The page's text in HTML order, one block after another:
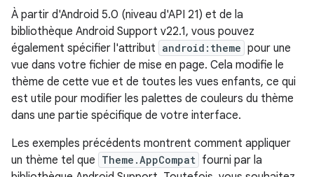
À partir d'Android 5.0 (niveau d'API 21) et de la
bibliothèque Android Support v22.1, vous pouvez
également spécifier l'attribut android:theme pour une
vue dans votre fichier de mise en page. Cela modifie le
thème de cette vue et de toutes les vues enfants, ce qui
est utile pour modifier les palettes de couleurs du thème
dans une partie spécifique de votre interface.
Les exemples précédents montrent comment appliquer
un thème tel que Theme.AppCompat fourni par la